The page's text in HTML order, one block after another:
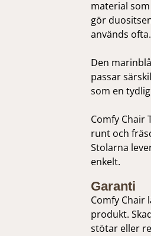
material
gör
används ofta.
Den
passar
som en
Comfy Chair
runt och
Stolarna
enkelt.
Garanti
Comfy Chair
produkt.
stötar eller